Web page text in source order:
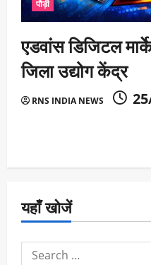
पौड़ी
एडवांस डिजिटल
जिला उद्योग केंद्र
RNS INDIA NEWS
यहाँ खोजें
Search